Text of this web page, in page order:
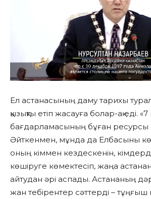
Ел астанасының даму тарихы
қызықты етіп жасауға болар-ақ еді. «7
бағдарламасының бұған ресурсы
Әйткенмен, мұнда да Елбасыны
оның кіммен кездескенін,
көшіруге көмектесіп, жаңа
айтудан әрі аспады. Астананың
жан тебірентер сәттерді – тұңғыш